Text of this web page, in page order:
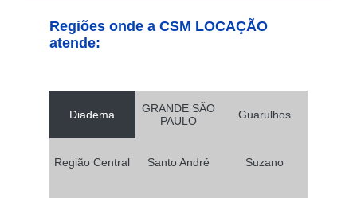
Regiões onde a CSM LOCAÇÃO
atende:
Diadema
GRANDE SÃO
PAULO
Guarulhos
Região Central Santo André Suzano